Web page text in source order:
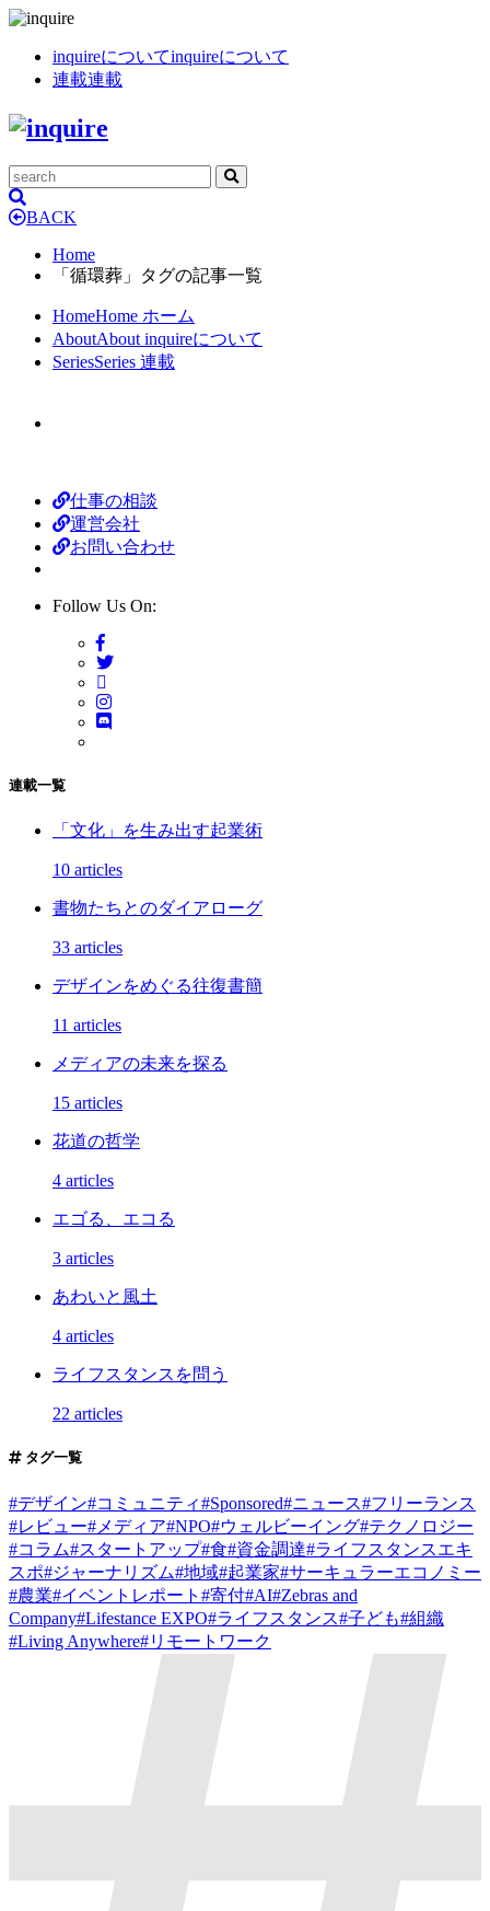
inquireについてinquireについて
連載連載
BACK
Home
「循環葬」タグの記事一覧
HomeHome ホーム
AboutAbout inquireについて
SeriesSeries 連載
仕事の相談
運営会社
お問い合わせ
Follow Us On:
連載一覧
「文化」を生み出す起業術
10 articles
書物たちとのダイアローグ
33 articles
デザインをめぐる往復書簡
11 articles
メディアの未来を探る
15 articles
花道の哲学
4 articles
エゴる、エコる
3 articles
あわいと風土
4 articles
ライフスタンスを問う
22 articles
タグ一覧
#デザイン#コミュニティ#Sponsored#ニュース#フリーランス
#レビュー# メディア#NPO#ウェルビーイング#テクノロジー
#コラム#スタートアップ#食#資金調達#ライフスタンスエキ
スポ#ジャーナリズム#地域#起業家#サーキュラーエコノミー
#農業#イベントレポート #寄付#AI#Zebras and
Company#Lifestance EXPO#ライフスタンス#子ども#組織
#Living Anywhere#リモートワーク